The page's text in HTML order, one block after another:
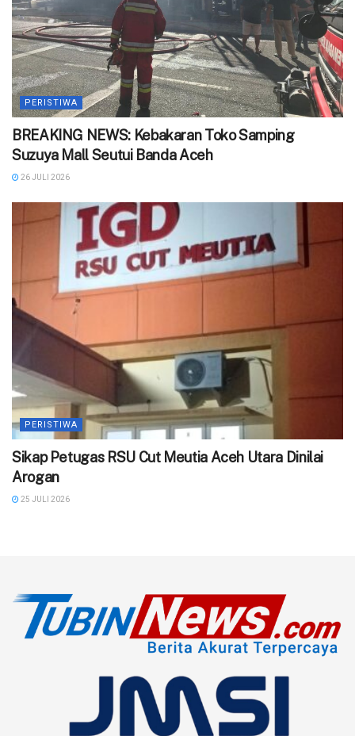
PERISTIWA
BREAKING NEWS: Kebakaran Toko Samping
Suzuya Mall Seutui Banda Aceh
26 JULI 2026
PERISTIWA
‎Sikap Petugas RSU Cut Meutia Aceh Utara Dinilai
Arogan
25 JULI 2026